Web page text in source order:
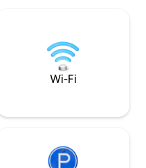
sa
ktorá
akrov.
Fi, ústredné
už nehľadajte.
Wi-Fi